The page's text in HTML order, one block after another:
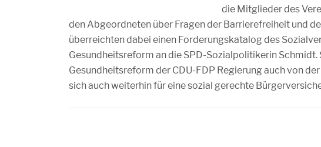
die Mitglieder des
den Abgeordneten über Fragen der Barrierefreiheit und
überreichten dabei einen Forderungskatalog des
Gesundheitsreform an die SPD-Sozialpolitikerin
Gesundheitsreform der CDU-FDP Regierung auch von
sich auch weiterhin für eine sozial gerechte